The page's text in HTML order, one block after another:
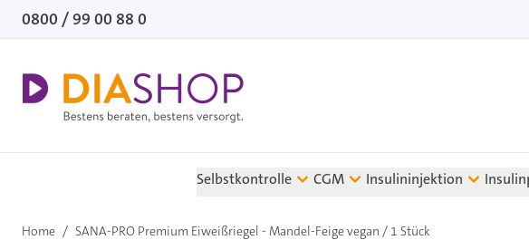
Direkt zum Inhalt
0800 / 99 00 88 0
Selbstkontrolle CGM Insulininjektion
Home / SANA-PRO Premium Eiweißriegel - Mandel-Feige vegan / 1 Stück